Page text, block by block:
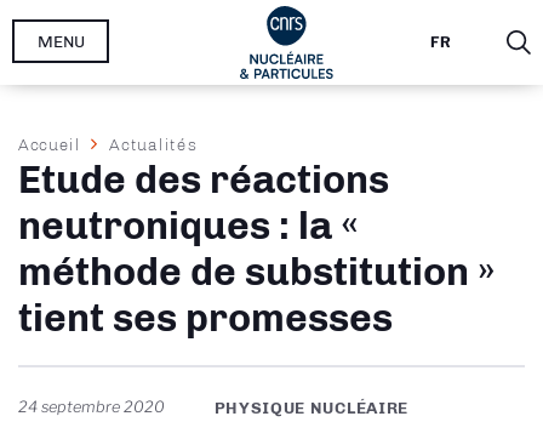
Aller
FR
MENU
Fil
d'Ariane
Accueil Actualités
Etude des réactions
neutroniques : la «
méthode de substitution »
tient ses promesses
24 septembre 2020 PHYSIQUE NUCLÉAIRE